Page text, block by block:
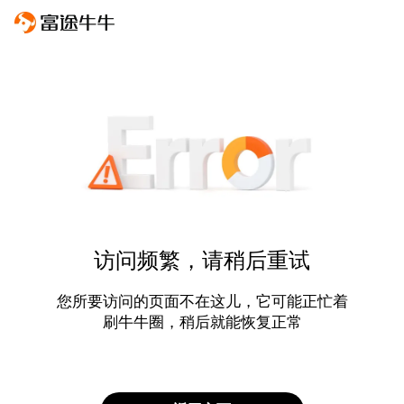
访问频繁，请稍后重试
您所要访问的页面不在这儿，它可能正忙着
刷牛牛圈，稍后就能恢复正常